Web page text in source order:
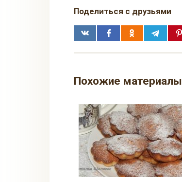
Поделиться с друзьями
Похожие материалы